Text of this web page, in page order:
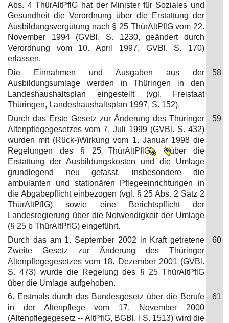
Abs. 4 ThürAltPflG hat der Minister für Soziales und
Gesundheit die Verordnung über die Erstattung der
Ausbildungsvergütung nach § 25 ThürAltPflG vom 22.
November 1994 (GVBl. S. 1230, geändert durch
Verordnung vom 10. April 1997, GVBl. S. 170)
erlassen.
Die Einnahmen und Ausgaben aus der
Ausbildungsumlage werden in Thüringen in den
Landeshaushaltsplan eingestellt (vgl. Freistaat
Thüringen, Landeshaushaltsplan 1997, S. 152).
58
Durch das Erste Gesetz zur Änderung des Thüringer
Altenpflegegesetzes vom 7. Juli 1999 (GVBl. S. 432)
wurden mit (Rück-)Wirkung vom 1. Januar 1998 die
Regelungen des § 25 ThürAltPflG
über die
Erstattung der Ausbildungskosten und die Umlage
grundlegend neu gefasst, insbesondere die
ambulanten und stationären Pflegeeinrichtungen in
die Abgabepflicht einbezogen (vgl. § 25 Abs. 2 Satz 2
ThürAltPflG) sowie eine Berichtspflicht der
Landesregierung über die Notwendigkeit der Umlage
(§ 25 b ThürAltPflG) eingeführt.
59
Durch das am 1. September 2002 in Kraft getretene
Zweite Gesetz zur Änderung des Thüringer
Altenpflegegesetzes vom 18. Dezember 2001 (GVBl.
S. 473) wurde die Regelung des § 25 ThürAltPflG
über die Umlage aufgehoben.
60
6. Erstmals durch das Bundesgesetz über die Berufe
in der Altenpflege vom 17. November 2000
(Altenpflegegesetz -- AltPflG, BGBl. I S. 1513) wird die
61